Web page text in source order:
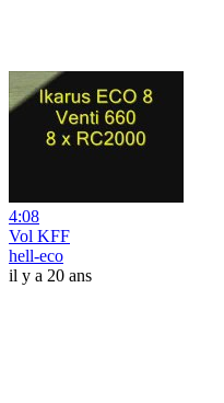
4:08
Vol KFF
hell-eco
il y a 20 ans